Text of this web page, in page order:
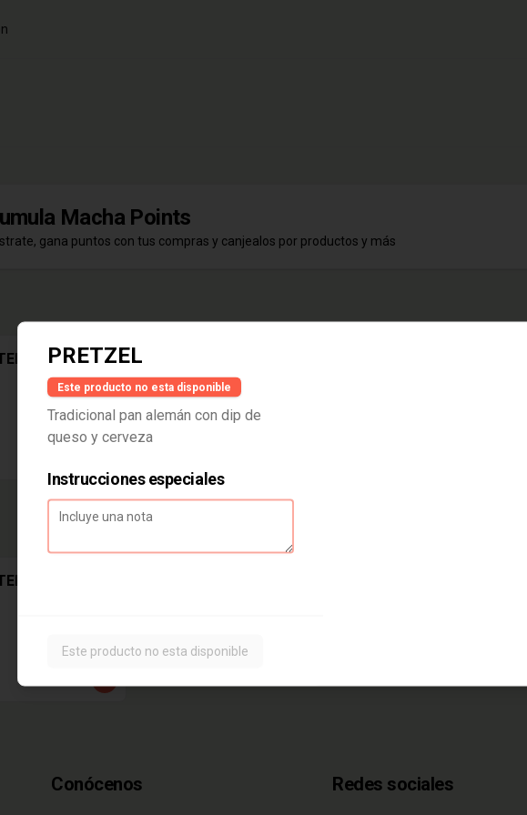
Macha Points
gana puntos con tus compras y canjealos por productos y más
Conócenos Redes sociales
PRETZEL
Este producto no esta disponible
Tradicional pan alemán con dip de
queso y cerveza
Instrucciones especiales
Este producto no esta disponible